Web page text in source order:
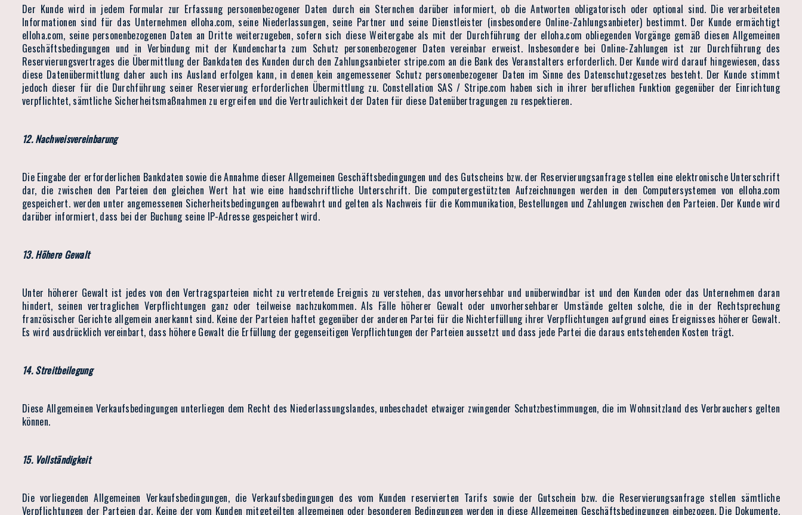
Der Kunde wird in jedem Formular zur Erfassung personenbezogener Daten durch ein Sternchen darüber informiert, ob die Antworten obligatorisch oder optional sind. Die verarbeiteten
Informationen sind für das Unternehmen elloha.com, seine Niederlassungen, seine Partner und seine Dienstleister (insbesondere Online-Zahlungsanbieter) bestimmt. Der Kunde ermächtigt
elloha.com, seine personenbezogenen Daten an Dritte weiterzugeben, sofern sich diese Weitergabe als mit der Durchführung der elloha.com obliegenden Vorgänge gemäß diesen Allgemeinen
Geschäftsbedingungen und in Verbindung mit der Kundencharta zum Schutz personenbezogener Daten vereinbar erweist. Insbesondere bei Online-Zahlungen ist zur Durchführung des
Reservierungsvertrages die Übermittlung der Bankdaten des Kunden durch den Zahlungsanbieter stripe.com an die Bank des Veranstalters erforderlich. Der Kunde wird darauf hingewiesen, dass
diese Datenübermittlung daher auch ins Ausland erfolgen kann, in denen kein angemessener Schutz personenbezogener Daten im Sinne des Datenschutzgesetzes besteht. Der Kunde stimmt
jedoch dieser für die Durchführung seiner Reservierung erforderlichen Übermittlung zu. Constellation SAS / Stripe.com haben sich in ihrer beruflichen Funktion gegenüber der Einrichtung
verpflichtet, sämtliche Sicherheitsmaßnahmen zu ergreifen und die Vertraulichkeit der Daten für diese Datenübertragungen zu respektieren.
12. Nachweisvereinbarung
Die Eingabe der erforderlichen Bankdaten sowie die Annahme dieser Allgemeinen Geschäftsbedingungen und des Gutscheins bzw. der Reservierungsanfrage stellen eine elektronische Unterschrift
dar, die zwischen den Parteien den gleichen Wert hat wie eine handschriftliche Unterschrift. Die computergestützten Aufzeichnungen werden in den Computersystemen von elloha.com
gespeichert. werden unter angemessenen Sicherheitsbedingungen aufbewahrt und gelten als Nachweis für die Kommunikation, Bestellungen und Zahlungen zwischen den Parteien. Der Kunde wird
darüber informiert, dass bei der Buchung seine IP-Adresse gespeichert wird.
13. Höhere Gewalt
Unter höherer Gewalt ist jedes von den Vertragsparteien nicht zu vertretende Ereignis zu verstehen, das unvorhersehbar und unüberwindbar ist und den Kunden oder das Unternehmen daran
hindert, seinen vertraglichen Verpflichtungen ganz oder teilweise nachzukommen. Als Fälle höherer Gewalt oder unvorhersehbarer Umstände gelten solche, die in der Rechtsprechung
französischer Gerichte allgemein anerkannt sind. Keine der Parteien haftet gegenüber der anderen Partei für die Nichterfüllung ihrer Verpflichtungen aufgrund eines Ereignisses höherer Gewalt.
Es wird ausdrücklich vereinbart, dass höhere Gewalt die Erfüllung der gegenseitigen Verpflichtungen der Parteien aussetzt und dass jede Partei die daraus entstehenden Kosten trägt.
14. Streitbeilegung
Diese Allgemeinen Verkaufsbedingungen unterliegen dem Recht des Niederlassungslandes, unbeschadet etwaiger zwingender Schutzbestimmungen, die im Wohnsitzland des Verbrauchers gelten
können.
15. Vollständigkeit
Die vorliegenden Allgemeinen Verkaufsbedingungen, die Verkaufsbedingungen des vom Kunden reservierten Tarifs sowie der Gutschein bzw. die Reservierungsanfrage stellen sämtliche
Verpflichtungen der Parteien dar. Keine der vom Kunden mitgeteilten allgemeinen oder besonderen Bedingungen werden in diese Allgemeinen Geschäftsbedingungen einbezogen. Die Dokumente,